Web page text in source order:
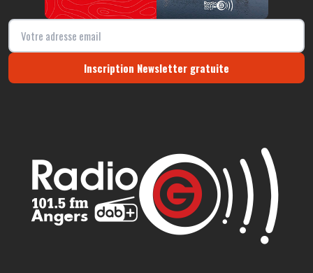
Inscription Newsletter gratuite